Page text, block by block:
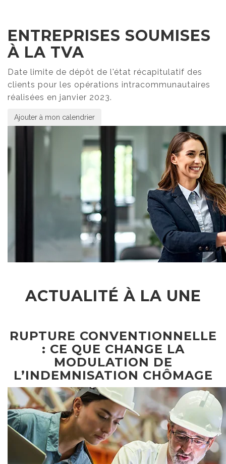
ENTREPRISES SOUMISES
À LA TVA
Date limite de dépôt de l'état récapitulatif des
clients pour les opérations intracommunautaires
réalisées en janvier 2023.
Ajouter à mon calendrier
ACTUALITÉ À LA UNE
RUPTURE CONVENTIONNELLE
: CE QUE CHANGE LA
MODULATION DE
L’INDEMNISATION CHÔMAGE